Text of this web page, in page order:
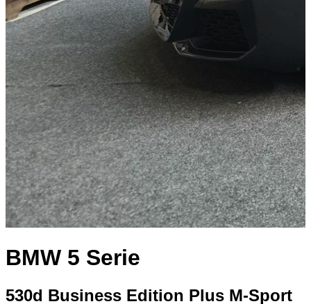
BMW 5 Serie
530d Business Edition Plus M-Sport